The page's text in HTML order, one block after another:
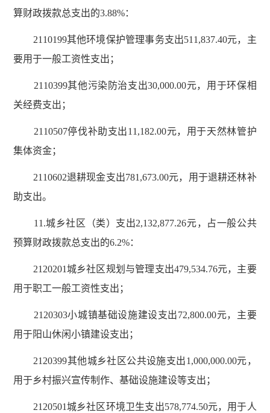
算财政拨款总支出的3.88%：
2110199其他环境保护管理事务支出511,837.40元，主
要用于一般工资性支出；
2110399其他污染防治支出30,000.00元，用于环保相
关经费支出；
2110507停伐补助支出11,182.00元，用于天然林管护
集体资金；
2110602退耕现金支出781,673.00元，用于退耕还林补
助支出。
11.城乡社区（类）支出2,132,877.26元，占一般公共
预算财政拨款总支出的6.2%：
2120201城乡社区规划与管理支出479,534.76元，主要
用于职工一般工资性支出；
2120303小城镇基础设施建设支出72,800.00元，主要
用于阳山休闲小镇建设支出；
2120399其他城乡社区公共设施支出1,000,000.00元，
用于乡村振兴宣传制作、基础设施建设等支出；
2120501城乡社区环境卫生支出578,774.50元，用于人